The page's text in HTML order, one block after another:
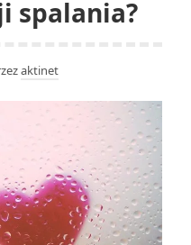
spalania?
aktinet